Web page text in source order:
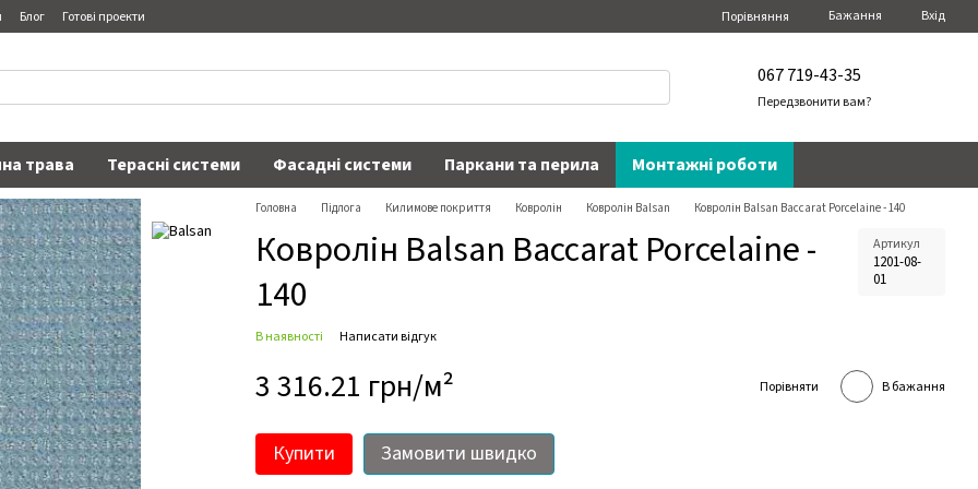
Блог Готові проекти Порівняння Бажання Вхід
067 719-43-35
Передзвонити вам?
трава Терасні системи Фасадні системи Паркани та перила Монтажні роботи
Головна Підлога Килимове покриття Ковролін Ковролін Balsan Ковролін Balsan Baccarat Porcelaine - 140
Ковролін Balsan Baccarat Porcelaine -
140
Артикул
1201-08-
01
В наявності Написати відгук
3 316.21 грн/м² Порівняти В бажання
Купити Замовити швидко